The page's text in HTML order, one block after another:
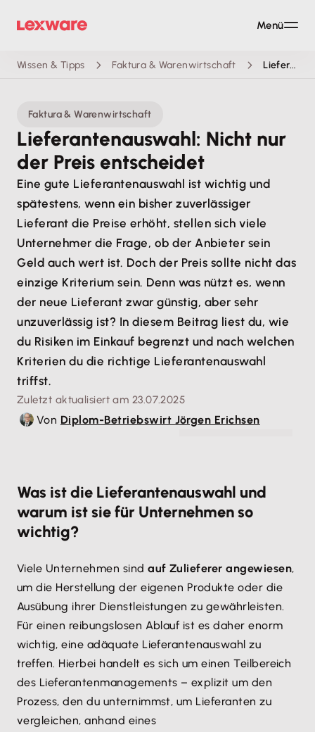
Wissen & Tipps Faktura & Warenwirtschaft Lieferantenauswahl: Nicht nur der Preis entscheidet
Faktura & Warenwirtschaft
Lieferantenauswahl: Nicht nur
der Preis entscheidet
Eine gute Lieferantenauswahl ist wichtig und
spätestens, wenn ein bisher zuverlässiger
Lieferant die Preise erhöht, stellen sich viele
Unternehmer die Frage, ob der Anbieter sein
Geld auch wert ist. Doch der Preis sollte nicht das
einzige Kriterium sein. Denn was nützt es, wenn
der neue Lieferant zwar günstig, aber sehr
unzuverlässig ist? In diesem Beitrag liest du, wie
du Risiken im Einkauf begrenzt und nach welchen
Kriterien du die richtige Lieferantenauswahl
triffst.
Zuletzt aktualisiert am 23.07.2025
Von Diplom-Betriebswirt Jörgen Erichsen
© Serhii - stock.adobe.com
Was ist die Lieferantenauswahl und
warum ist sie für Unternehmen so
wichtig?
Viele Unternehmen sindauf Zulieferer angewiesen,
um die Herstellung der eigenen Produkte oder die
Ausübung ihrer Dienstleistungen zu gewährleisten.
Für einen reibungslosen Ablauf ist es daher enorm
wichtig, eine adäquate Lieferantenauswahl zu
treffen. Hierbei handelt es sich um einen Teilbereich
des Lieferantenmanagements – explizit um den
Prozess, den du unternimmst, um Lieferanten zu
vergleichen, anhand eines
Menü